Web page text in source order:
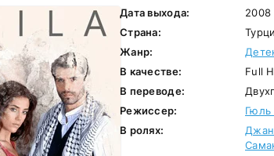
Дата выхода:
2008
Страна:
Жанр:
В качестве:
Full
В переводе:
Режиссер:
Гюль
В ролях: